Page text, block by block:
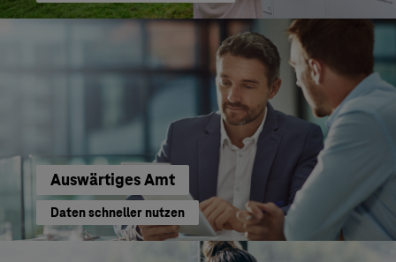
Auswärtiges Amt
Daten schneller nutzen